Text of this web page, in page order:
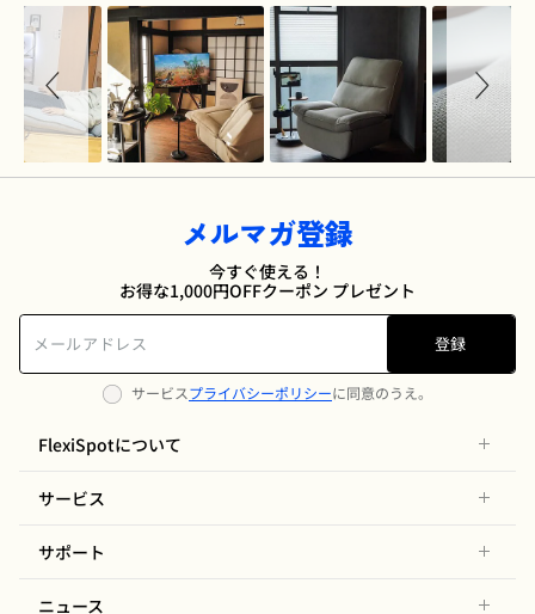
メルマガ登録
今すぐ使える！
お得な1,000円OFFクーポン プレゼント
登録
サービスプライバシーポリシーに同意のうえ。
FlexiSpotについて
サービス
サポート
ニュース